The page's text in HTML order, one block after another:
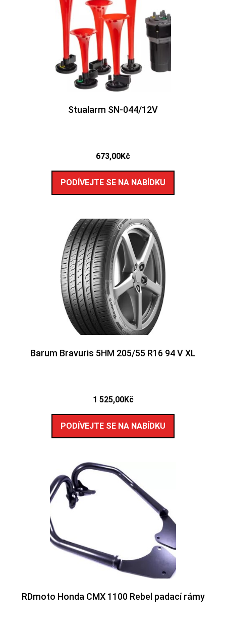
Stualarm SN-044/12V
673,00Kč
PODÍVEJTE SE NA NABÍDKU
Barum Bravuris 5HM 205/55 R16 94 V XL
1 525,00Kč
PODÍVEJTE SE NA NABÍDKU
RDmoto Honda CMX 1100 Rebel padací rámy